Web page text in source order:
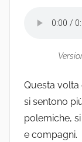
Questa volta
si sentono
polemiche,
e compagni.